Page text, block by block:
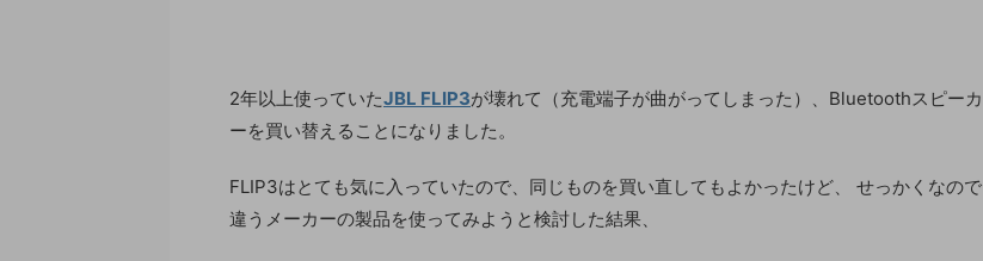
2年以上使っていたJBL FLIP3が壊れて（充電端子が曲がってしまった）、Bluetoothスピーカ
ーを買い替えることになりました。
FLIP3はとても気に入っていたので、同じものを買い直してもよかったけど、 せっかくなので
違うメーカーの製品を使ってみようと検討した結果、